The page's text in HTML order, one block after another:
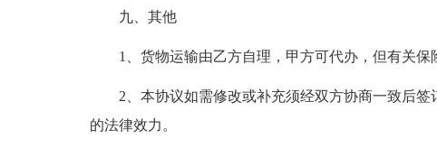
九、其他
1、货物运输由乙方自理，甲方可代办，但有关保
2、本协议如需修改或补充须经双方协商一致后
的法律效力。